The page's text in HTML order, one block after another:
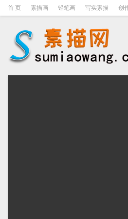
首 页 素描画 铅笔画 写实素描 创